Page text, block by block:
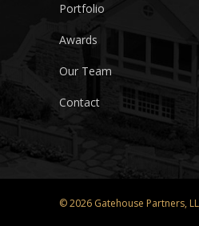
Portfolio
Awards
Our Team
Contact
© 2026 Gatehouse Partners,